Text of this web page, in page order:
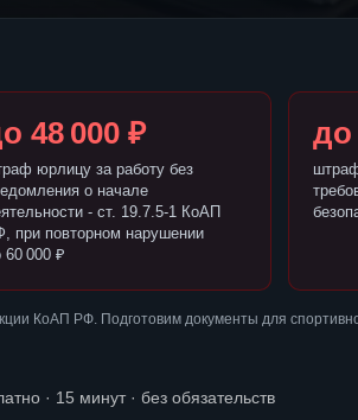
48 000 ₽
юрлицу за работу без
о начале
- ст. 19.7.5-1 КоАП
при повторном нарушении
60 000 ₽
до
КоАП РФ. Подготовим документы для
· 15 минут · без обязательств